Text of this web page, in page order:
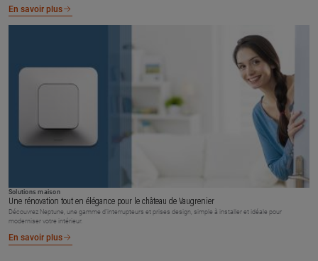
En savoir plus
Solutions maison
Une rénovation tout en élégance pour le château de Vaugrenier
Découvrez Neptune, une gamme d’interrupteurs et prises design, simple à installer et idéale pour
moderniser votre intérieur.
En savoir plus